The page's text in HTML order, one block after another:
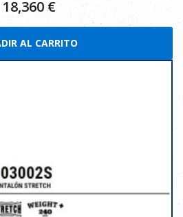
18,360 €
AL CARRITO